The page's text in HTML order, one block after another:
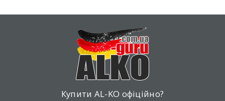
Купити AL-KO офіційно?